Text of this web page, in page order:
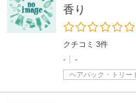
香り
クチコミ 3件
-
-
ヘアパック・トリー